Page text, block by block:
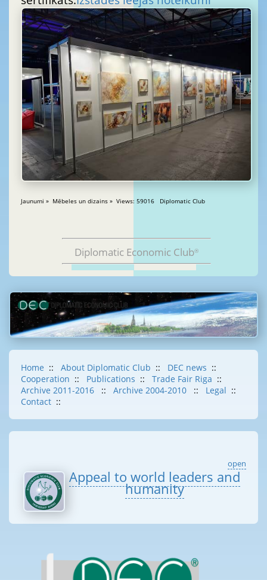
Jaunumi » Mēbeles un dizains » Views: 59016 Diplomatic Club
Diplomatic Economic Club®
Home :: About Diplomatic Club :: DEC news ::
Cooperation :: Publications :: Trade Fair Riga ::
Archive 2011-2016
:: Archive 2004-2010 :: Legal ::
Contact ::
open
Appeal to world leaders and
humanity